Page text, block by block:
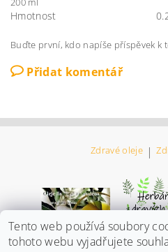
Hmotnost
Buďte první, kdo napíše příspěvek k
Přidat komentář
Zdravé oleje |
Tento web používá soubory
tohoto webu vyjadřujete